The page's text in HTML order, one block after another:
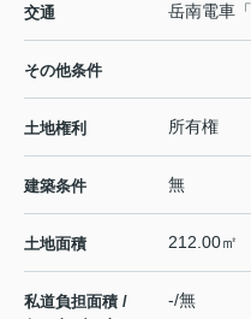
交通 岳南電車 「
その他条件
土地権利 所有権
建築条件 無
土地面積 212.00㎡
私道負担面積 /
-/無